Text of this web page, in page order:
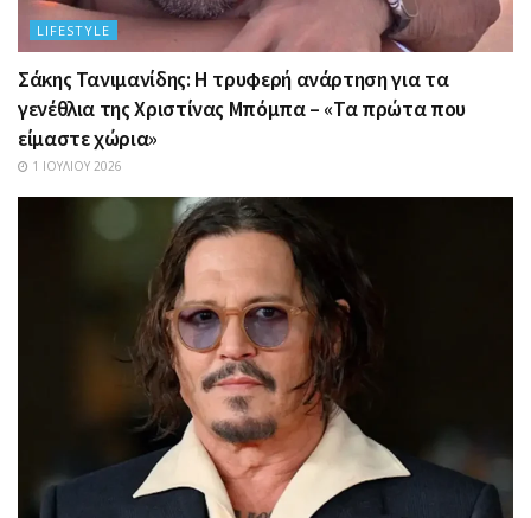
LIFESTYLE
Σάκης Τανιμανίδης: Η τρυφερή ανάρτηση για τα
γενέθλια της Χριστίνας Μπόμπα – «Τα πρώτα που
είμαστε χώρια»
1 ΙΟΥΛΊΟΥ 2026